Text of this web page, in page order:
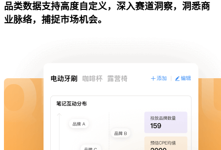
品类数据支持高度自定义，深入赛道洞察，洞悉商
业脉络，捕捉市场机会。